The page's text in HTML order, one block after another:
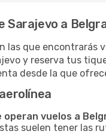
Sarajevo a
las que encontrarás
y reserva tus
desde la que
vuelos a
suelen tener las